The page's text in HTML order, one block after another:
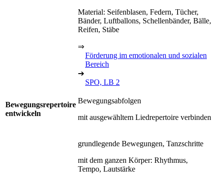
Material: Seifenblasen, Federn, Tücher,
Bänder, Luftballons, Schellenbänder, Bälle,
Reifen, Stäbe
⇒
Förderung im emotionalen und sozialen
Bereich
➔
SPO, LB 2
Bewegungsrepertoire
entwickeln
Bewegungsabfolgen
mit ausgewähltem Liedrepertoire verbinden
grundlegende Bewegungen, Tanzschritte
mit dem ganzen Körper: Rhythmus,
Tempo, Lautstärke